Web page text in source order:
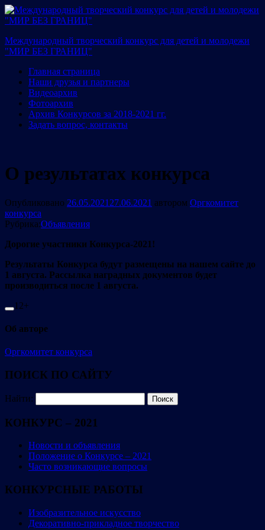
Международный творческий конкурс для детей и молодежи
"МИР БЕЗ ГРАНИЦ"
Главная страница
Наши друзья и партнеры
Видеоархив
Фотоархив
Архив Конкурсов за 2018-2021 гг.
Задать вопрос, контакты
О результатах конкурса
Опубликовано 26.05.2021 27.06.2021 автором Оргкомитет
конкурса
Рубрика:Объявления
Дорогие участники Конкурса-2021!
Результаты Конкурса будут размещены на нашем сайте до
1 августа. Рассылка наградных документов будет
производиться после 1 августа.
12+
Об авторе
Оргкомитет конкурса
ПОИСК ПО САЙТУ
Найти:
КОНКУРС – 2021
Новости и объявления
Положение о Конкурсе – 2021
Часто возникающие вопросы
КОНКУРСНЫЕ РАБОТЫ
Изобразительное искусство
Декоративно-прикладное творчество